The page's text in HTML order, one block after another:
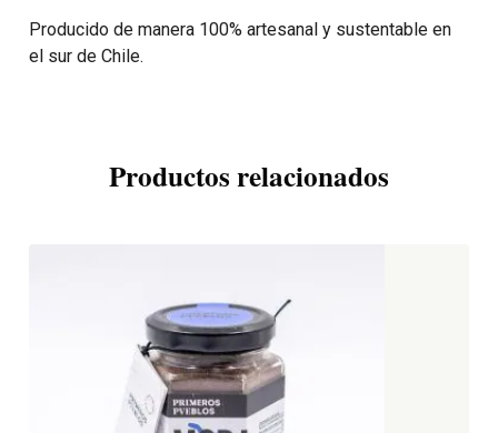
Producido de manera 100% artesanal y sustentable en
el sur de Chile.
Productos relacionados